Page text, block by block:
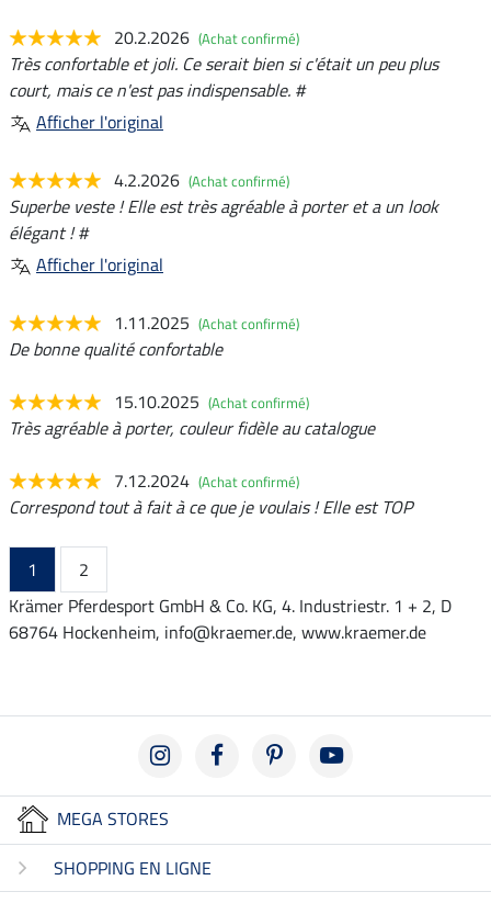
20.2.2026 (Achat confirmé)
Très confortable et joli. Ce serait bien si c'était un peu plus
court, mais ce n'est pas indispensable. #
Afficher l'original
4.2.2026 (Achat confirmé)
Superbe veste ! Elle est très agréable à porter et a un look
élégant ! #
Afficher l'original
1.11.2025 (Achat confirmé)
De bonne qualité confortable
15.10.2025 (Achat confirmé)
Très agréable à porter, couleur fidèle au catalogue
7.12.2024 (Achat confirmé)
Correspond tout à fait à ce que je voulais ! Elle est TOP
1
2
Krämer Pferdesport GmbH & Co. KG, 4. Industriestr. 1 + 2, D
68764 Hockenheim, info@kraemer.de, www.kraemer.de
MEGA STORES
SHOPPING EN LIGNE